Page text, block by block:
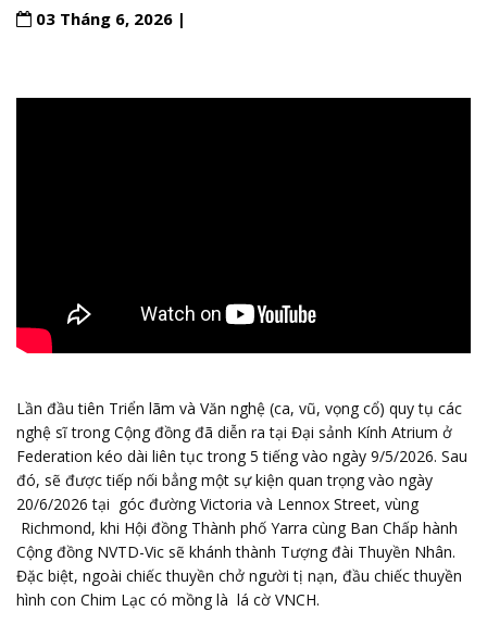
03 Tháng 6, 2026 |
Lần đầu tiên Triển lãm và Văn nghệ (ca, vũ, vọng cổ) quy tụ các
nghệ sĩ trong Cộng đồng đã diễn ra tại Đại sảnh Kính Atrium ở
Federation kéo dài liên tục trong 5 tiếng vào ngày 9/5/2026. Sau
đó, sẽ được tiếp nối bẳng một sự kiện quan trọng vào ngày
20/6/2026 tại góc đường Victoria và Lennox Street, vùng
Richmond, khi Hội đồng Thành phố Yarra cùng Ban Chấp hành
Cộng đồng NVTD-Vic sẽ khánh thành Tượng đài Thuyền Nhân.
Đặc biệt, ngoài chiếc thuyền chở người tị nạn, đầu chiếc thuyền
hình con Chim Lạc có mồng là lá cờ VNCH.